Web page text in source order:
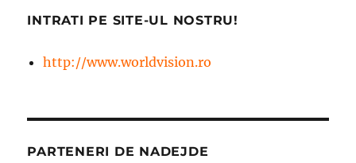
INTRATI PE SITE-UL NOSTRU!
http://www.worldvision.ro
PARTENERI DE NADEJDE